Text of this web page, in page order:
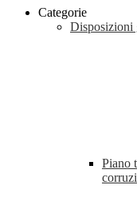
Categorie
Disposizioni
Piano